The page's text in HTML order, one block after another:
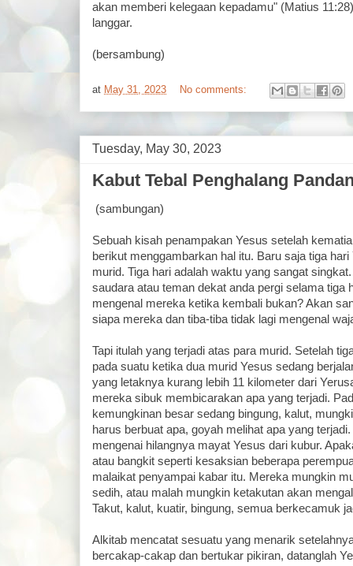
akan memberi kelegaan kepadamu" (Matius
langgar.
(bersambung)
at May 31, 2023 No comments:
Tuesday, May 30, 2023
Kabut Tebal Penghalang
(sambungan)
Sebuah kisah penampakan Yesus setelah
berikut menggambarkan hal itu. Baru saja tiga
murid. Tiga hari adalah waktu yang sangat
saudara atau teman dekat anda pergi selama tiga
mengenal mereka ketika kembali bukan? Akan
siapa mereka dan tiba-tiba tidak lagi mengenal
Tapi itulah yang terjadi atas para murid. Setelah
pada suatu ketika dua murid Yesus sedang
yang letaknya kurang lebih 11 kilometer dari
mereka sibuk membicarakan apa yang terjadi.
kemungkinan besar sedang bingung, kalut,
harus berbuat apa, goyah melihat apa yang
mengenai hilangnya mayat Yesus dari kubur.
atau bangkit seperti kesaksian beberapa
malaikat penyampai kabar itu. Mereka mungkin
sedih, atau malah mungkin ketakutan akan
Takut, kalut, kuatir, bingung, semua berkecamuk
Alkitab mencatat sesuatu yang menarik
bercakap-cakap dan bertukar pikiran, datanglah